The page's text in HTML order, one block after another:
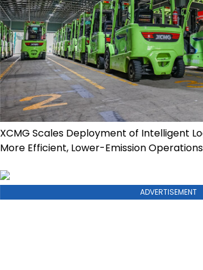
XCMG Scales Deployment of Intelligent
More Efficient, Lower-Emission
ADVERTISEMENT